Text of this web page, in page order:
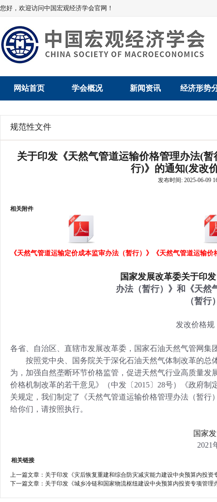
您好，欢迎访问中国宏观经济学会官网！
网站首页 学会概况
学会领导
学会章程
特邀研究员
新闻资讯
学会动态
会员动态
经济形势
经济运行与
产业发展
行
贸易与流
价格指数
规范性文件
关于印发《天然气管道运输价格管理办法(
行)》的通知(发改
发布时间: 2025-06-09
相关附件
《天然气管道运输定价成本监审办法（暂行）》 《天然气管道运输
国家发展改革委关于印
办法（暂行）》和《天然
（暂行
发改价格规
各省、自治区、直辖市发展改革委，国家石油天然气管网集
按照党中央、国务院关于深化石油天然气体制改革的总
为，加强自然垄断环节价格监管，促进天然气行业高质量
价格机制改革的若干意见》（中发〔2015〕28号）《政府
关规定，我们制定了《天然气管道运输价格管理办法（暂
给你们，请按照执行。
国家
2021
相关链接
上一篇文章： 关于印发《灾后恢复重建和综合防灾减灾能力建设中央预算内投资
下一篇文章： 关于印发《城乡冷链和国家物流枢纽建设中央预算内投资专项管理